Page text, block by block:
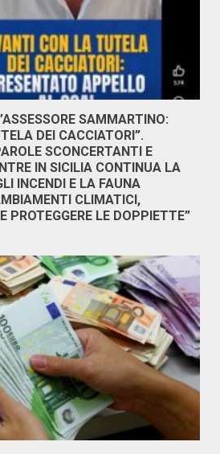
SAMMARTINO:
DEI CACCIATORI”.
SCONCERTANTI E
IN SICILIA CONTINUA LA
INCENDI E LA FAUNA
CLIMATICI,
PROTEGGERE LE DOPPIETTE”